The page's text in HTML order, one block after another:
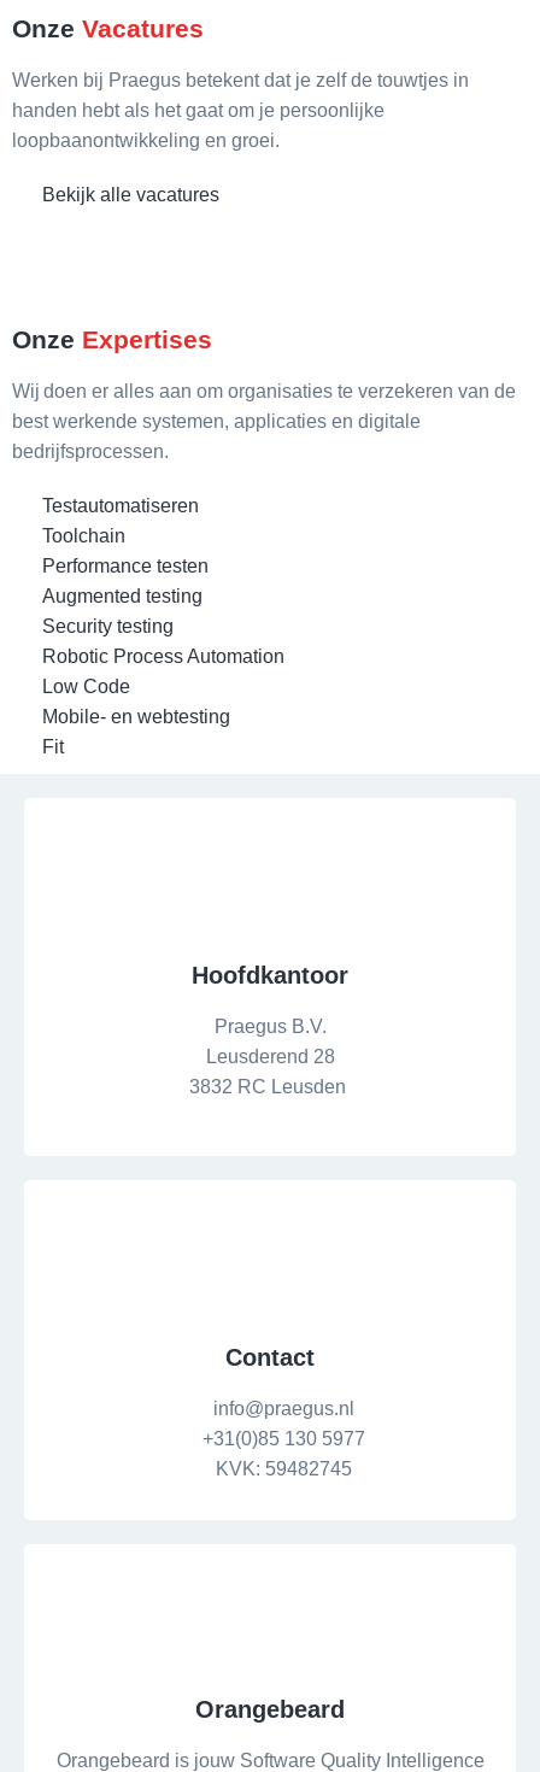
Onze Vacatures
Werken bij Praegus betekent dat je zelf de touwtjes in
handen hebt als het gaat om je persoonlijke
loopbaanontwikkeling en groei.
Bekijk alle vacatures
Onze Expertises
Wij doen er alles aan om organisaties te verzekeren van de
best werkende systemen, applicaties en digitale
bedrijfsprocessen.
Testautomatiseren
Toolchain
Performance testen
Augmented testing
Security testing
Robotic Process Automation
Low Code
Mobile- en webtesting
Fit
Hoofdkantoor
Praegus B.V.
Leusderend 28
3832 RC Leusden
Contact
info@praegus.nl
+31(0)85 130 5977
KVK: 59482745
Orangebeard
Orangebeard is jouw Software Quality Intelligence